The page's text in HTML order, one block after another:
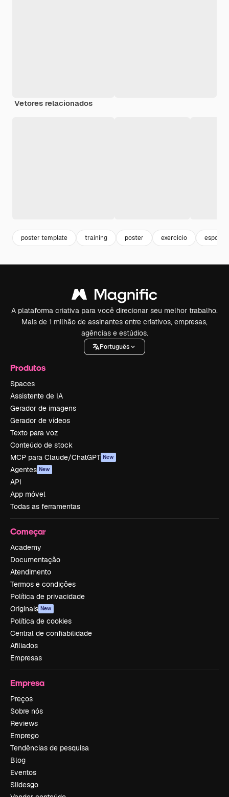
Vetores relacionados
poster template training poster exercicio esporte
A plataforma criativa para você direcionar seu melhor trabalho.
Mais de 1 milhão de assinantes entre criativos, empresas,
agências e estúdios.
Português
Produtos
Spaces
Assistente de IA
Gerador de imagens
Gerador de vídeos
Texto para voz
Conteúdo de stock
MCP para Claude/ChatGPT New
Agentes New
API
App móvel
Todas as ferramentas
Começar
Academy
Documentação
Atendimento
Termos e condições
Política de privacidade
Originais New
Política de cookies
Central de confiabilidade
Afiliados
Empresas
Empresa
Preços
Sobre nós
Reviews
Emprego
Tendências de pesquisa
Blog
Eventos
Slidesgo